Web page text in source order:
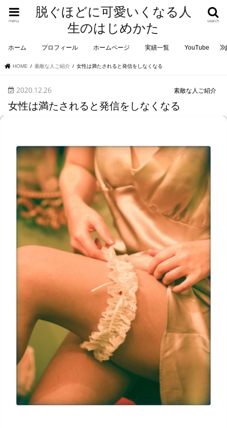
脱ぐほどに可愛いくなる人
生のはじめかた
search
menu
ホーム プロフィール ホームページ 実績一覧 YouTube
HOME 素敵な人ご紹介 女性は満たされると発信をしなくなる
素敵な人ご紹介
2020.12.26
女性は満たされると発信をしなくなる